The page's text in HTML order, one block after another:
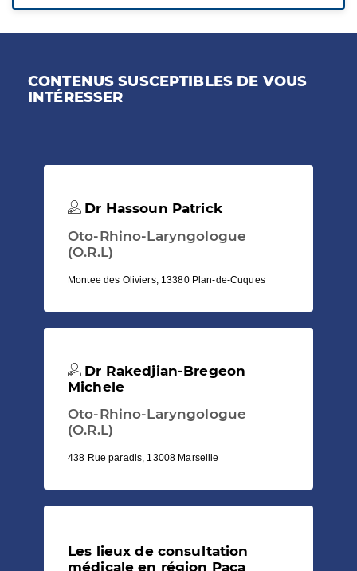
CONTENUS SUSCEPTIBLES DE VOUS
INTÉRESSER
Dr Hassoun Patrick
Oto-Rhino-Laryngologue
(O.R.L)
Montee des Oliviers, 13380 Plan-de-Cuques
Dr Rakedjian-Bregeon
Michele
Oto-Rhino-Laryngologue
(O.R.L)
438 Rue paradis, 13008 Marseille
Les lieux de consultation
médicale en région Paca